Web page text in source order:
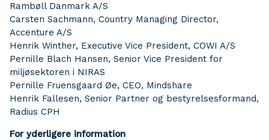
Rambøll Danmark A/S
Carsten Sachmann, Country Managing Director,
Accenture A/S
Henrik Winther, Executive Vice President, COWI A/S
Pernille Blach Hansen, Senior Vice President for
miljøsektoren i NIRAS
Pernille Fruensgaard Øe, CEO, Mindshare
Henrik Fallesen, Senior Partner og bestyrelsesformand,
Radius CPH
For yderligere information